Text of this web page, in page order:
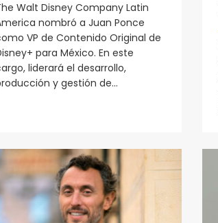
Walt Disney Company Latin
nombró a Juan Ponce
VP de Contenido Original de
para México. En este
liderará el desarrollo,
y gestión de...